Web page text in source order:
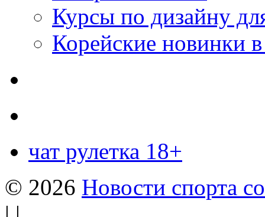
Курсы по дизайну
Корейские новинки
чат рулетка 18+
© 2026 Новости спорта